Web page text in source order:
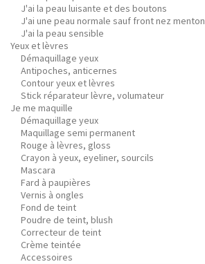
J'ai la peau luisante et des boutons
J'ai une peau normale sauf front nez menton
J'ai la peau sensible
Yeux et lèvres
Démaquillage yeux
Antipoches, anticernes
Contour yeux et lèvres
Stick réparateur lèvre, volumateur
Je me maquille
Démaquillage yeux
Maquillage semi permanent
Rouge à lèvres, gloss
Crayon à yeux, eyeliner, sourcils
Mascara
Fard à paupières
Vernis à ongles
Fond de teint
Poudre de teint, blush
Correcteur de teint
Crème teintée
Accessoires